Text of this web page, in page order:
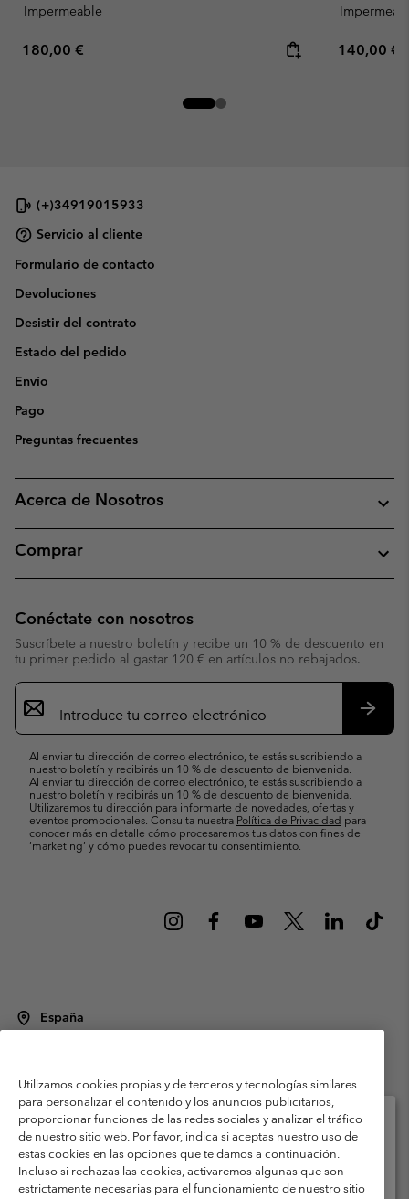
Impermeable
Regular price:
180,00 € Regular
140,00 €
(+)34919015933
Servicio al cliente
Formulario de contacto
Devoluciones
Desistir del contrato
Estado del pedido
Envío
Pago
Preguntas frecuentes
Acerca de Nosotros
Comprar
Conéctate con nosotros
Suscríbete a nuestro boletín y recibe un 10 % de descuento en
tu primer pedido al gastar 120 € en artículos no rebajados.
Suscripción
de
correo
Al enviar tu dirección de correo electrónico, te estás suscribiendo a
nuestro boletín y recibirás un 10 % de descuento de bienvenida.
Al enviar tu dirección de correo electrónico, te estás suscribiendo a
nuestro boletín y recibirás un 10 % de descuento de bienvenida.
Utilizaremos tu dirección para informarte de novedades, ofertas y
eventos promocionales. Consulta nuestra Política de Privacidad para
conocer más en detalle cómo procesaremos tus datos con fines de
’marketing’ y cómo puedes revocar tu consentimiento.
España
Condiciones de uso
Terminos de Venta
Garantía
Política de Privacidad
Términos y condiciones del programa de miembros
Términos De Uso Del Contenido Generado Por Los Usuarios
Utilizamos cookies propias y de terceros y tecnologías similares
para personalizar el contenido y los anuncios publicitarios,
proporcionar funciones de las redes sociales y analizar el tráfico
de nuestro sitio web. Por favor, indica si aceptas nuestro uso de
estas cookies en las opciones que te damos a continuación.
Incluso si rechazas las cookies, activaremos algunas que son
estrictamente necesarias para el funcionamiento de nuestro sitio
Selecciona tu país e idioma envío
Compras en línea disponibles